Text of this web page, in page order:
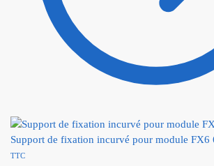
Support de fixation incurvé pour module FX6
TTC